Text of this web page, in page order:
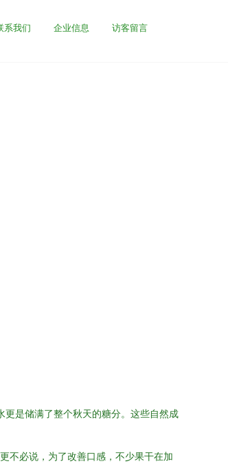
系我们 企业信息 访客留言
是储满了整个秋天的糖分。这些自然成
不必说，为了改善口感，不少果干在加